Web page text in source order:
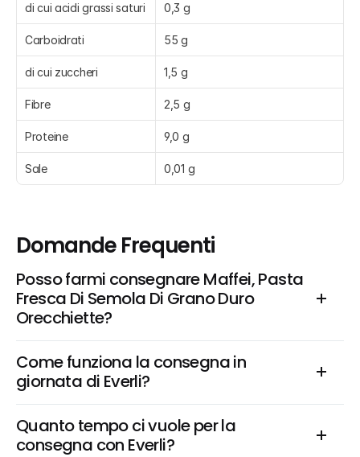
di cui acidi grassi saturi 0,3 g
Carboidrati 55 g
di cui zuccheri 1,5 g
Fibre 2,5 g
Proteine 9,0 g
Sale 0,01 g
Domande Frequenti
Posso farmi consegnare Maffei, Pasta
Fresca Di Semola Di Grano Duro
Orecchiette?
Come funziona la consegna in
giornata di Everli?
Quanto tempo ci vuole per la
consegna con Everli?